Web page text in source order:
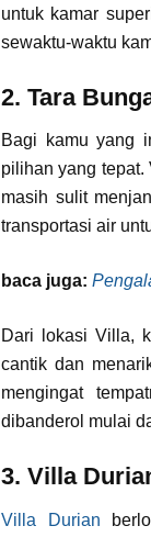
untuk kamar
sewaktu-waktu
2. Tara
Bagi kamu yang
pilihan yang
masih sulit
transportasi air
baca juga:
Dari lokasi Villa,
cantik dan
mengingat
dibanderol mulai
3. Villa
Villa Durian